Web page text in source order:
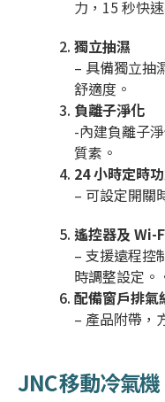
力，15 秒快
獨立抽濕
– 具備獨立抽
舒適度。
負離子淨化
-內建負離子
質素。
24 小時定時
– 可設定開關
遙控器及 Wi-
– 支援遠程控
時調整設定。
配備窗戶排氣
– 產品附帶，
JNC 移動冷氣